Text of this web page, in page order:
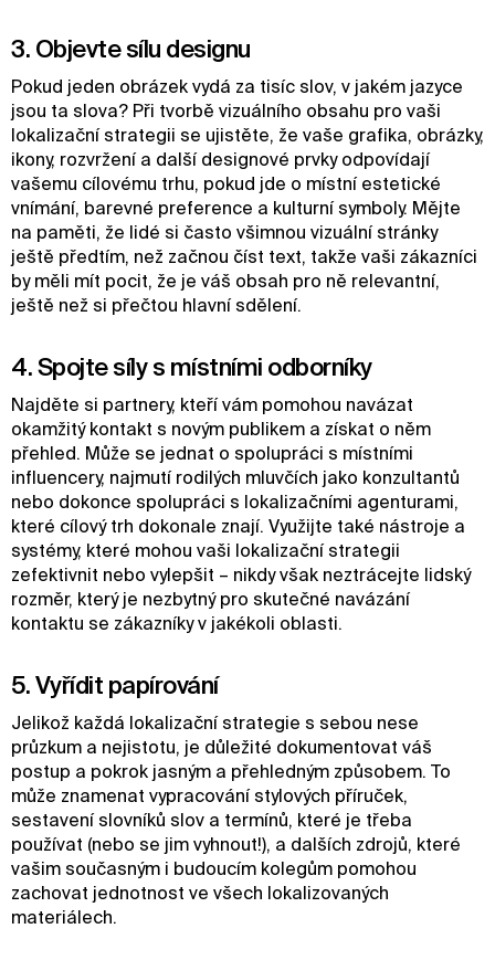
3. Objevte sílu designu
Pokud jeden obrázek vydá za tisíc slov, v jakém jazyce
jsou ta slova? Při tvorbě vizuálního obsahu pro vaši
lokalizační strategii se ujistěte, že vaše grafika, obrázky,
ikony, rozvržení a další designové prvky odpovídají
vašemu cílovému trhu, pokud jde o místní estetické
vnímání, barevné preference a kulturní symboly. Mějte
na paměti, že lidé si často všimnou vizuální stránky
ještě předtím, než začnou číst text, takže vaši zákazníci
by měli mít pocit, že je váš obsah pro ně relevantní,
ještě než si přečtou hlavní sdělení.
4. Spojte síly s místními odborníky
Najděte si partnery, kteří vám pomohou navázat
okamžitý kontakt s novým publikem a získat o něm
přehled. Může se jednat o spolupráci s místními
influencery, najmutí rodilých mluvčích jako konzultantů
nebo dokonce spolupráci s lokalizačními agenturami,
které cílový trh dokonale znají. Využijte také nástroje a
systémy, které mohou vaši lokalizační strategii
zefektivnit nebo vylepšit – nikdy však neztrácejte lidský
rozměr, který je nezbytný pro skutečné navázání
kontaktu se zákazníky v jakékoli oblasti.
5. Vyřídit papírování
Jelikož každá lokalizační strategie s sebou nese
průzkum a nejistotu, je důležité dokumentovat váš
postup a pokrok jasným a přehledným způsobem. To
může znamenat vypracování stylových příruček,
sestavení slovníků slov a termínů, které je třeba
používat (nebo se jim vyhnout!), a dalších zdrojů, které
vašim současným i budoucím kolegům pomohou
zachovat jednotnost ve všech lokalizovaných
materiálech.